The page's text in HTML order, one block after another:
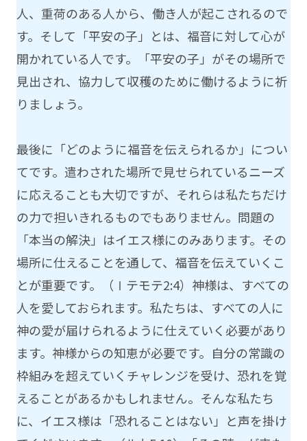
人、重荷のある人から、働き人が起こされるので
す。そして「平安の子」とは、福音に対して心が
開かれている人です。「平安の子」がその場所で
見出され、協力して収穫のために働けるように祈
りましょう。
最後に「どのように福音を伝えられるか」につい
てです。遣わされた場所で見せられているニーズ
に応えることも大切ですが、それらは私たちだけ
の力で担いきれるものでもありません。問題の
「本当の解決」はイエス様にのみあります。その
場所に仕えることを通して、福音を伝えていくこ
とが重要です。（Ⅰテモテ2:4）神様は、すべての
人を愛しておられます。私たちは、すべての人に
神の愛が届けられるように仕えていく必要があり
ます。神様からの知恵が必要です。自分の常識の
枠組みを超えていくチャレンジを受け、恐れを覚
えることがあるかもしれません。そんな私たち
に、イエス様は「恐れることはない」と声を掛け